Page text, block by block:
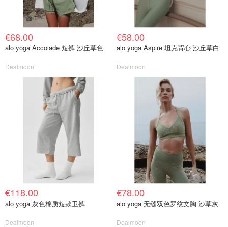
€68.00
alo yoga Accolade 短裤 沙丘草色
Dealmoon
€58.00
alo yoga Aspire 坦克背心 沙丘草白
Dealmoon
€118.00
alo yoga 灰色棉质短款卫裤
Dealmoon
€78.00
alo yoga 无缝双色罗纹文胸 沙草灰
Dealmoon